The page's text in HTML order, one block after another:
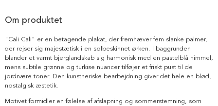
Om produktet
"Cali Cali" er en betagende plakat, der fremhæver fem slanke palmer,
der rejser sig majestætisk i en solbeskinnet ørken. I baggrunden
blander et varmt bjerglandskab sig harmonisk med en pastelblå himmel,
mens subtile grønne og turkise nuancer tilføjer et friskt pust til de
jordnære toner. Den kunstneriske bearbejdning giver det hele en blød,
nostalgisk æstetik.
Motivet formidler en følelse af afslapning og sommerstemning, som